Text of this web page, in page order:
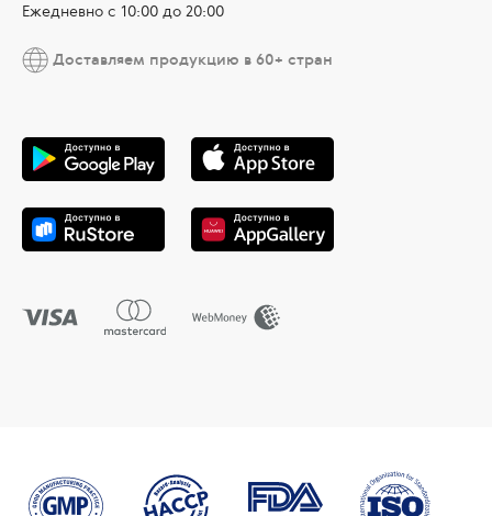
Ежедневно с 10:00 до 20:00
Доставляем продукцию в 60+ стран